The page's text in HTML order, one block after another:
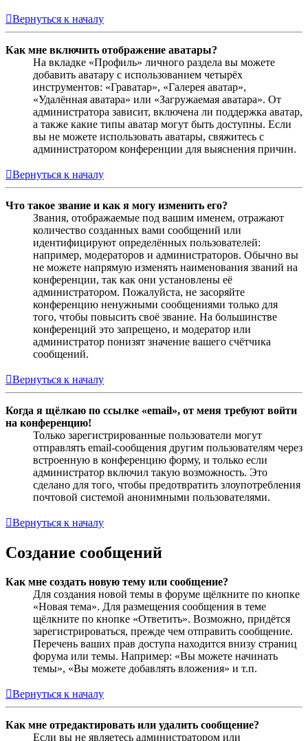
Вернуться к началу
Как мне включить отображение аватары?
На вкладке «Профиль» личного раздела вы можете
добавить аватару с использованием четырёх
инструментов: «Граватар», «Галерея аватар»,
«Удалённая аватара» или «Загружаемая аватара». От
администратора зависит, включена ли поддержка аватар,
а также какие типы аватар могут быть доступны. Если
вы не можете использовать аватары, свяжитесь с
администратором конференции для выяснения причин.
Вернуться к началу
Что такое звание и как я могу изменить его?
Звания, отображаемые под вашим именем, отражают
количество созданных вами сообщений или
идентифицируют определённых пользователей:
например, модераторов и администраторов. Обычно вы
не можете напрямую изменять наименования званий на
конференции, так как они установлены её
администратором. Пожалуйста, не засоряйте
конференцию ненужными сообщениями только для
того, чтобы повысить своё звание. На большинстве
конференций это запрещено, и модератор или
администратор понизят значение вашего счётчика
сообщений.
Вернуться к началу
Когда я щёлкаю по ссылке «email», от меня требуют войти
на конференцию!
Только зарегистрированные пользователи могут
отправлять email-сообщения другим пользователям через
встроенную в конференцию форму, и только если
администратор включил такую возможность. Это
сделано для того, чтобы предотвратить злоупотребления
почтовой системой анонимными пользователями.
Вернуться к началу
Создание сообщений
Как мне создать новую тему или сообщение?
Для создания новой темы в форуме щёлкните по кнопке
«Новая тема». Для размещения сообщения в теме
щёлкните по кнопке «Ответить». Возможно, придётся
зарегистрироваться, прежде чем отправить сообщение.
Перечень ваших прав доступа находится внизу страниц
форума или темы. Например: «Вы можете начинать
темы», «Вы можете добавлять вложения» и т.п.
Вернуться к началу
Как мне отредактировать или удалить сообщение?
Если вы не являетесь администратором или